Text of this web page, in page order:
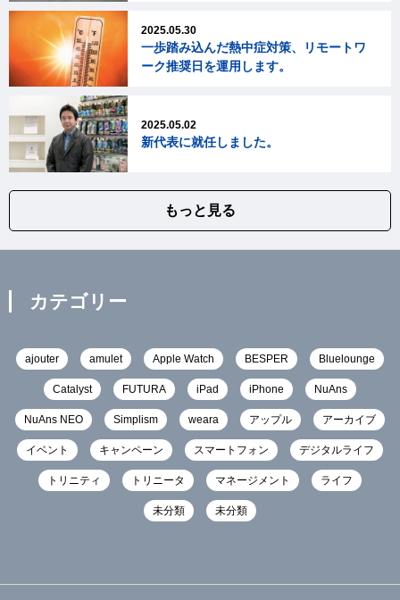
2025.05.30
一歩踏み込んだ熱中症対策、リモートワ
ーク推奨日を運用します。
2025.05.02
新代表に就任しました。
もっと見る
カテゴリー
ajouter amulet Apple Watch BESPER Bluelounge
Catalyst FUTURA iPad iPhone NuAns
NuAns NEO Simplism weara アップル アーカイブ
イベント キャンペーン スマートフォン デジタルライフ
トリニティ トリニータ マネージメント ライフ
未分類 未分類